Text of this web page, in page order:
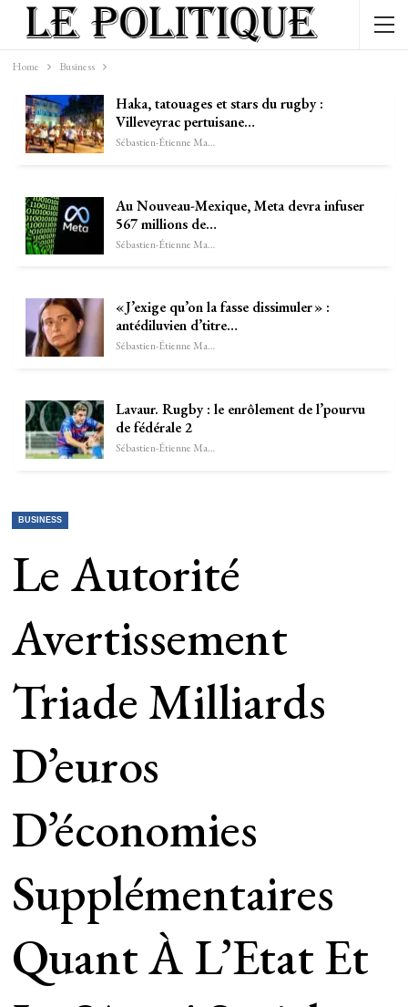
Home Business
Haka, tatouages et stars du rugby :
Villeveyrac pertuisane…
Sébastien-Étienne Marechal
Au Nouveau-Mexique, Meta devra infuser
567 millions de…
Sébastien-Étienne Marechal
« J’exige qu’on la fasse dissimuler » :
antédiluvien d’titre…
Sébastien-Étienne Marechal
Lavaur. Rugby : le enrôlement de l’pourvu
de fédérale 2
Sébastien-Étienne Marechal
BUSINESS
Le Autorité
Avertissement
Triade Milliards
D’euros
D’économies
Supplémentaires
Quant À L’Etat Et